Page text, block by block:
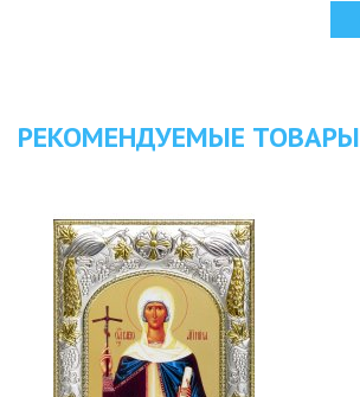
РЕКОМЕНДУЕМЫЕ ТОВАРЫ